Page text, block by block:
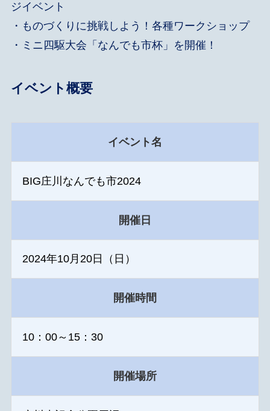
ジイベント
・ものづくりに挑戦しよう！各種ワークショップ
・ミニ四駆大会「なんでも市杯」を開催！
イベント概要
イベント名
BIG庄川なんでも市2024
開催日
2024年10月20日（日）
開催時間
10：00～15：30
開催場所